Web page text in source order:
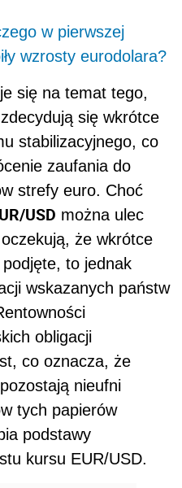
w pierwszej
wzrosty eurodolara?
się na temat tego,
się wkrótce
stabilizacyjnego, co
zaufania do
strefy euro. Choć
USD można ulec
że wkrótce
to jednak
wskazanych państw
obligacji
co oznacza, że
nieufni
tych papierów
podstawy
kursu EUR/USD.